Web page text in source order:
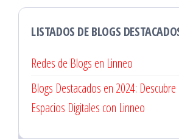
LISTADOS DE BLOGS
Redes de Blogs en Linneo
Blogs Destacados en 2024:
Espacios Digitales con Linneo